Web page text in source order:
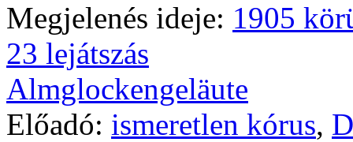
Megjelenés ideje: 1905
23 lejátszás
Almglockengeläute
Előadó: ismeretlen kórus,